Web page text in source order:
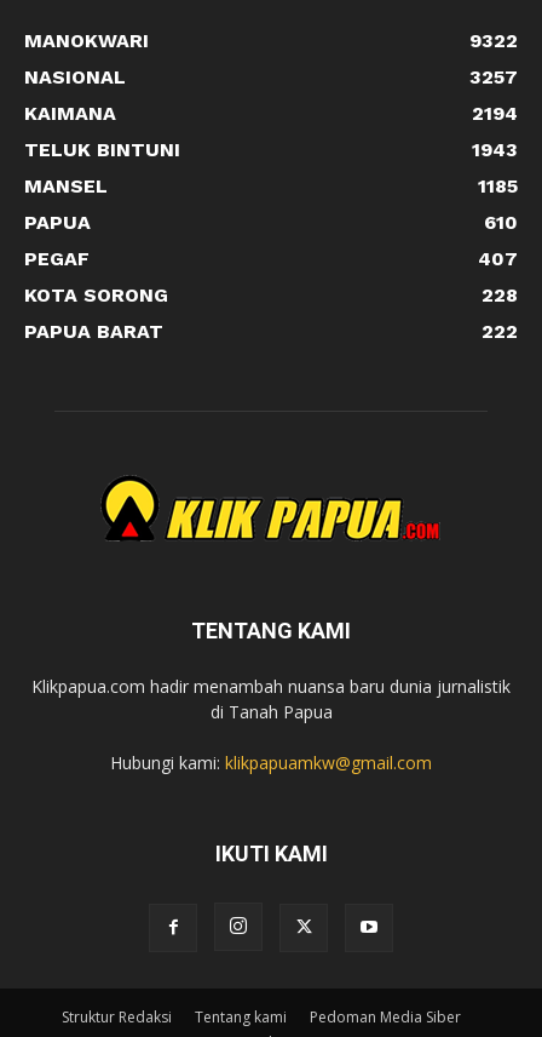
MANOKWARI
9322
NASIONAL
3257
KAIMANA
2194
TELUK BINTUNI
1943
MANSEL
1185
PAPUA
610
PEGAF
407
KOTA SORONG
228
PAPUA BARAT
222
TENTANG KAMI
Klikpapua.com hadir menambah nuansa baru dunia jurnalistik
di Tanah Papua
Hubungi kami: klikpapuamkw@gmail.com
IKUTI KAMI
Struktur Redaksi Tentang kami
Pedoman Media Siber